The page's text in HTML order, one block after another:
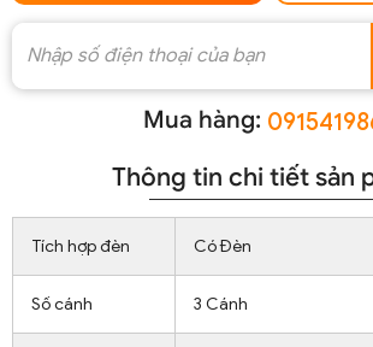
Mua hàng:
Thông tin chi tiết sản
Tích hợp đèn Có Đèn
Số cánh 3 Cánh